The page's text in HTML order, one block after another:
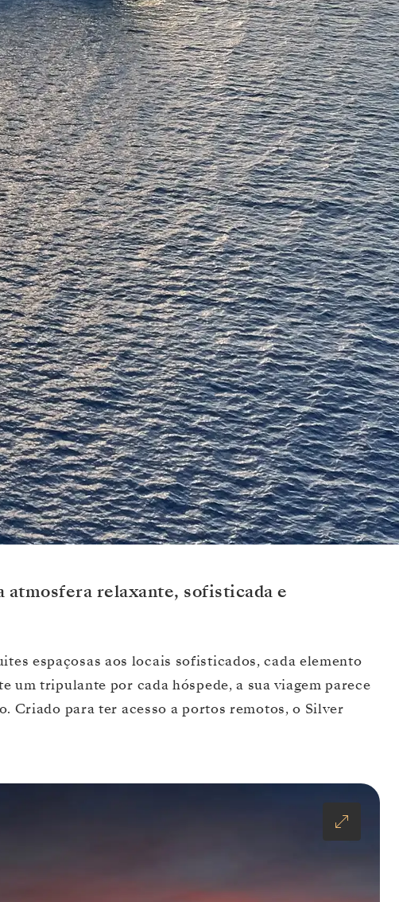
atmosfera relaxante, sofisticada e
espaçosas aos locais sofisticados, cada elemento
tripulante por cada hóspede, a sua viagem parece
Criado para ter acesso a portos remotos, o Silver